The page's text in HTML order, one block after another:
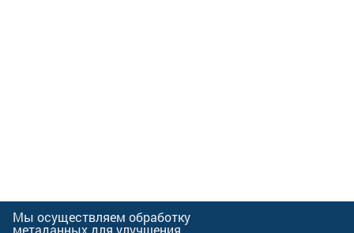
Мы осуществляем обработку
метаданных для улучшения